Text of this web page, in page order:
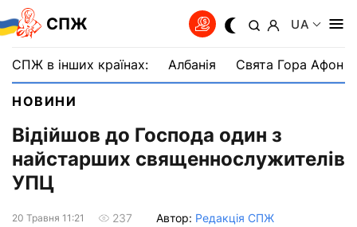
СПЖ UA
СПЖ в інших країнах: Албанія Свята Гора Афон
НОВИНИ
Відійшов до Господа один з
найстарших священнослужителів
УПЦ
20 Травня 11:21 237 Автор: Редакція СПЖ